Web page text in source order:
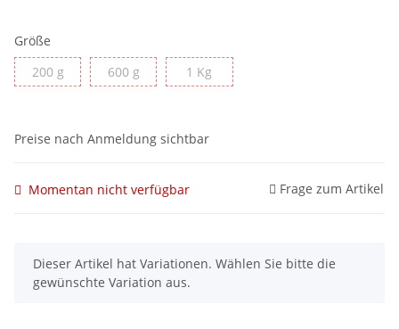
Größe
200 g200 g 600 g600 g 1 Kg 1 Kg
Preise nach Anmeldung sichtbar
Momentan nicht verfügbar Frage zum Artikel
x
Dieser Artikel hat Variationen. Wählen Sie bitte die
gewünschte Variation aus.